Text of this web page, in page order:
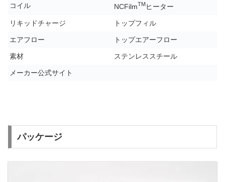
コイル NCFilmTMヒーター
リキッドチャージ トップフィル
エアフロー トップエアーフロー
素材 ステンレススチール
メーカー公式サイト
パッケージ